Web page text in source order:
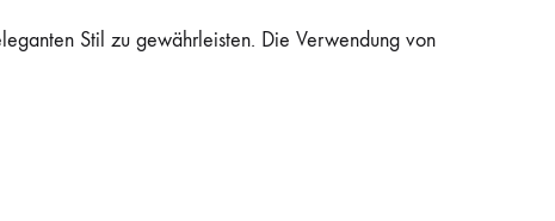
Stil zu gewährleisten. Die Verwendung von